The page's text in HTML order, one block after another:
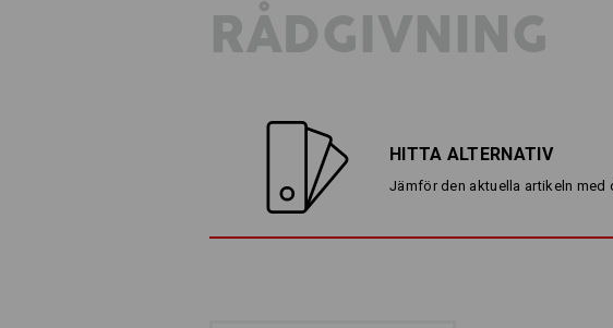
RÅDGIVNING
HITTA ALTERNATIV
Jämför den aktuella artikeln med